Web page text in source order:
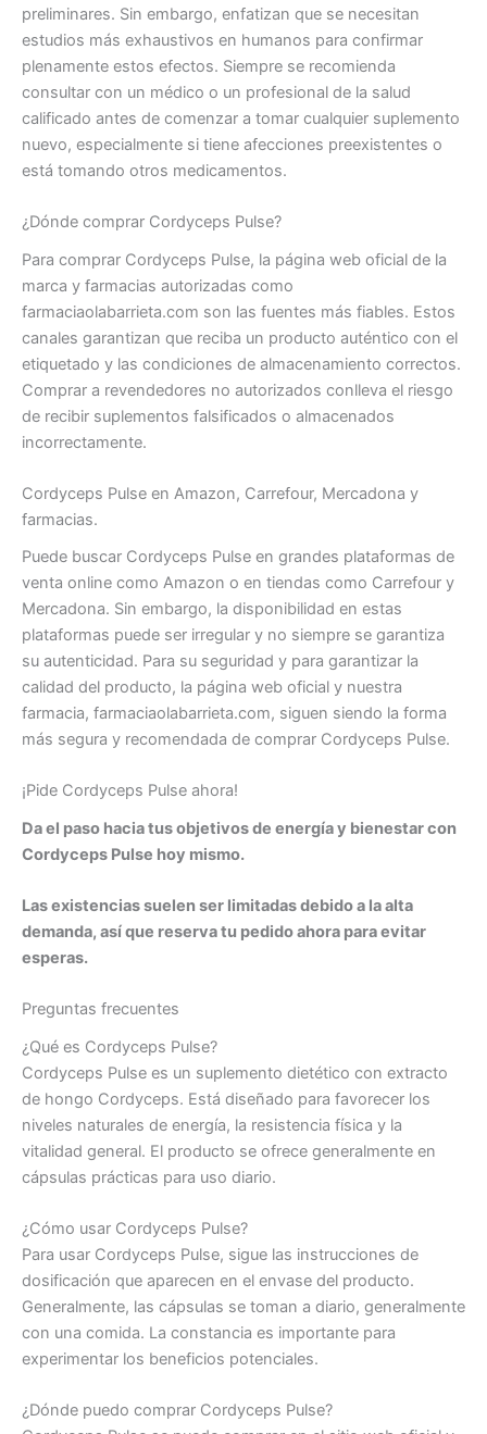
preliminares. Sin embargo, enfatizan que se necesitan
estudios más exhaustivos en humanos para confirmar
plenamente estos efectos. Siempre se recomienda
consultar con un médico o un profesional de la salud
calificado antes de comenzar a tomar cualquier suplemento
nuevo, especialmente si tiene afecciones preexistentes o
está tomando otros medicamentos.
¿Dónde comprar Cordyceps Pulse?
Para comprar Cordyceps Pulse, la página web oficial de la
marca y farmacias autorizadas como
farmaciaolabarrieta.com son las fuentes más fiables. Estos
canales garantizan que reciba un producto auténtico con el
etiquetado y las condiciones de almacenamiento correctos.
Comprar a revendedores no autorizados conlleva el riesgo
de recibir suplementos falsificados o almacenados
incorrectamente.
Cordyceps Pulse en Amazon, Carrefour, Mercadona y
farmacias.
Puede buscar Cordyceps Pulse en grandes plataformas de
venta online como Amazon o en tiendas como Carrefour y
Mercadona. Sin embargo, la disponibilidad en estas
plataformas puede ser irregular y no siempre se garantiza
su autenticidad. Para su seguridad y para garantizar la
calidad del producto, la página web oficial y nuestra
farmacia, farmaciaolabarrieta.com, siguen siendo la forma
más segura y recomendada de comprar Cordyceps Pulse.
¡Pide Cordyceps Pulse ahora!
Da el paso hacia tus objetivos de energía y bienestar con
Cordyceps Pulse hoy mismo.
Las existencias suelen ser limitadas debido a la alta
demanda, así que reserva tu pedido ahora para evitar
esperas.
Preguntas frecuentes
¿Qué es Cordyceps Pulse?
Cordyceps Pulse es un suplemento dietético con extracto
de hongo Cordyceps. Está diseñado para favorecer los
niveles naturales de energía, la resistencia física y la
vitalidad general. El producto se ofrece generalmente en
cápsulas prácticas para uso diario.
¿Cómo usar Cordyceps Pulse?
Para usar Cordyceps Pulse, sigue las instrucciones de
dosificación que aparecen en el envase del producto.
Generalmente, las cápsulas se toman a diario, generalmente
con una comida. La constancia es importante para
experimentar los beneficios potenciales.
¿Dónde puedo comprar Cordyceps Pulse?